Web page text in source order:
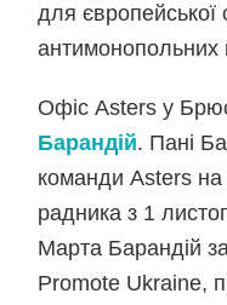
для європейської
антимонопольних
Офіс Asters у
Барандій. Пані
команди Asters на
радника з 1
Марта Барандій
Promote Ukraine,